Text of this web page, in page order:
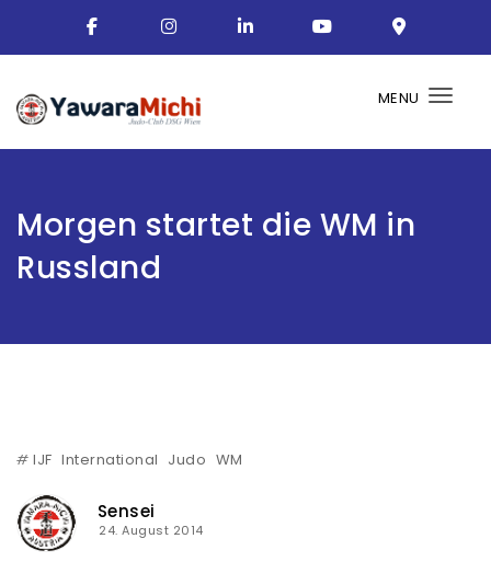
MENU
Morgen startet die WM in
Russland
# IJF International Judo WM
Sensei
24. August 2014